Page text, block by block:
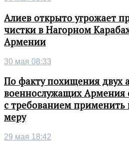
Алиев открыто угрожает
чистки в Нагорном
Армении
30 мая 08:33
По факту похищения двух
военнослужащих Армения
с требованием
меру
29 мая 18:42